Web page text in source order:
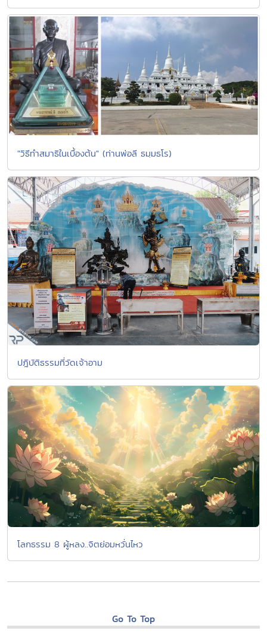
"วิธีทำสมาธิในเบื้องต้น" (ท่านพ่อลี ธมฺมธโร)
ปฎิบัติธรรมที่วัดเจ้าอาม
โลกธรรม 8 ผู้หลง..จิตย่อมหวั่นไหว
Go To Top